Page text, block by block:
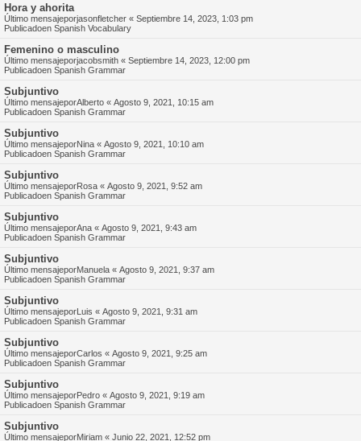
Hora y ahorita
Último mensajeporjasonfletcher « Septiembre 14, 2023, 1:03 pm
Publicadoen Spanish Vocabulary
Femenino o masculino
Último mensajeporjacobsmith « Septiembre 14, 2023, 12:00 pm
Publicadoen Spanish Grammar
Subjuntivo
Último mensajeporAlberto « Agosto 9, 2021, 10:15 am
Publicadoen Spanish Grammar
Subjuntivo
Último mensajeporNina « Agosto 9, 2021, 10:10 am
Publicadoen Spanish Grammar
Subjuntivo
Último mensajeporRosa « Agosto 9, 2021, 9:52 am
Publicadoen Spanish Grammar
Subjuntivo
Último mensajeporAna « Agosto 9, 2021, 9:43 am
Publicadoen Spanish Grammar
Subjuntivo
Último mensajeporManuela « Agosto 9, 2021, 9:37 am
Publicadoen Spanish Grammar
Subjuntivo
Último mensajeporLuis « Agosto 9, 2021, 9:31 am
Publicadoen Spanish Grammar
Subjuntivo
Último mensajeporCarlos « Agosto 9, 2021, 9:25 am
Publicadoen Spanish Grammar
Subjuntivo
Último mensajeporPedro « Agosto 9, 2021, 9:19 am
Publicadoen Spanish Grammar
Subjuntivo
Último mensajeporMiriam « Junio 22, 2021, 12:52 pm